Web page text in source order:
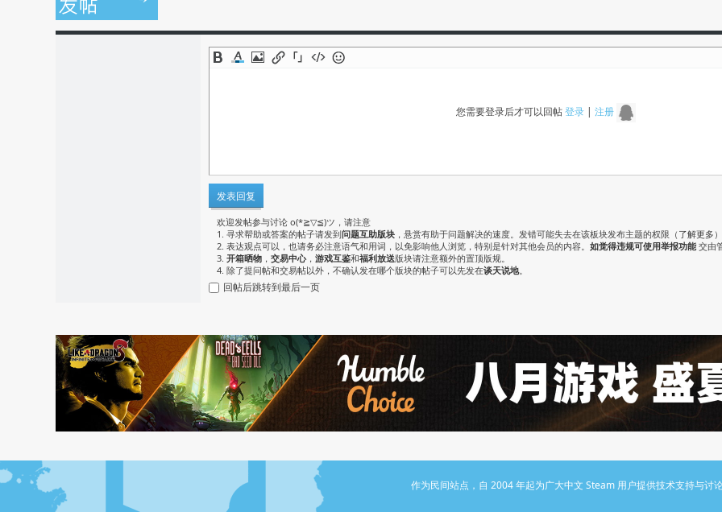
您需要登录后才可以回帖登录| 注册
发表回复
欢迎发帖参与讨论 o(*≧▽≦)ツ，请注意
1. 寻求帮助或答案的帖子请发到问题互助版块 ，悬赏有助于问题解决的速度。发错可能失去在该板块发布主题的权限（ 了解更多 ）
2. 表达观点可以，也请务必注意语气和用词，以免影响他人浏览，特别是针对其他会员的内容。 如觉得违规可使用举报功能 交由
3. 开箱晒物 ， 交易中心， 游戏互鉴和福利放送版块请注意额外的置顶版规。
4. 除了提问帖和交易帖以外，不确认发在哪个版块的帖子可以先发在谈天说地。
回帖后跳转到最后一页
作为民间站点，自 2004 年起为广大中文 Steam 用户提供技术支持与讨